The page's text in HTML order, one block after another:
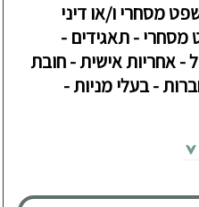
מסחרי ו/או דיני
מסחרי - תאגידים -
- אחריות אישית - חובת
לחוק החברות - בעלי מניות -